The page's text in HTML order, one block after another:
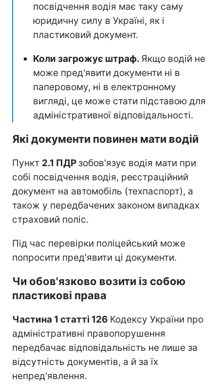
посвідчення водія має таку саму
юридичну силу в Україні, як і
пластиковий документ.
Коли загрожує штраф. Якщо водій не
може пред'явити документи ні в
паперовому, ні в електронному
вигляді, це може стати підставою для
адміністративної відповідальності.
Які документи повинен мати водій
Пункт 2.1 ПДР зобов'язує водія мати при
собі посвідчення водія, реєстраційний
документ на автомобіль (техпаспорт), а
також у передбачених законом випадках
страховий поліс.
Під час перевірки поліцейський може
попросити пред'явити ці документи.
Чи обов'язково возити із собою
пластикові права
Частина 1 статті 126 Кодексу України про
адміністративні правопорушення
передбачає відповідальність не лише за
відсутність документів, а й за їх
непред'явлення.